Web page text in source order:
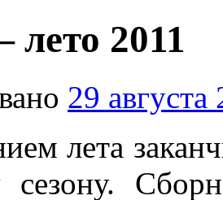
2011
29 августа
лета
сезону.